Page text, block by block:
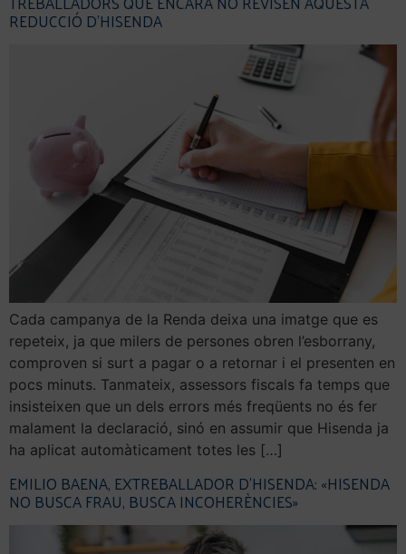
REDUCCIÓ D’HISENDA
Cada campanya de la Renda deixa una imatge que es
repeteix, ja que milers de persones obren l’esborrany,
comproven si surt a pagar o a retornar i el presenten en
pocs minuts. Tanmateix, assessors fiscals fa temps que
insisteixen que un dels errors més freqüents no és fer
malament la declaració, sinó en assumir que Hisenda ja
ha aplicat automàticament totes les […]
EMILIO BAENA, EXTREBALLADOR D’HISENDA: «HISENDA
NO BUSCA FRAU, BUSCA INCOHERÈNCIES»